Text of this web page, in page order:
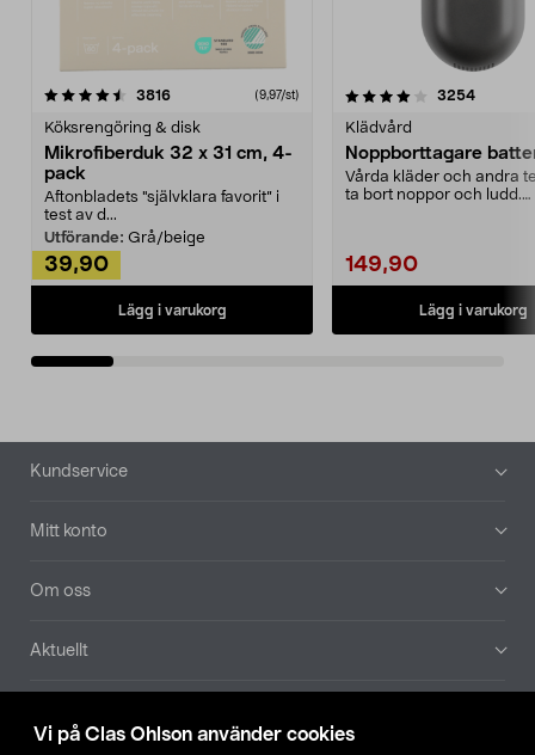
Vi på Clas Ohlson använder cookies
3816recensioner (9,97/st)
Köksrengöring & disk
Mikrofiberduk 32 x 31 cm, 4-
pack
Aftonbladets "självklara favorit” i
test av d...
Utförande: Grå/beige
39,90
Lägg i varukorg
4.0av 5 stjärnor 3254
Klädvård
Noppborttagare
Vårda kläder och andra
ta bort noppor och ludd.
149,90
Lägg i varukorg
4.5av 5 stjärnor
Sidfot
Kundservice
Mitt konto
Om oss
Aktuellt